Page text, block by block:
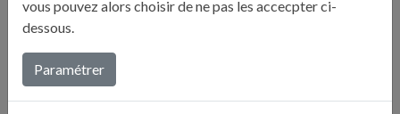
5
mélange doit être homogène. Ajoutez-y le lait porté à
ébullition et mélangez énergiquement pour éviter les
grumeaux. Ajoutez à la préparation une cuillère à café
de vin de noix. Remettez la préparation sur feu doux le
temps qu’elle épaississe, mélangez jusqu’à ce que la
vous pouvez alors choisir de ne pas les accecpter ci-
dessous.
Paramétrer